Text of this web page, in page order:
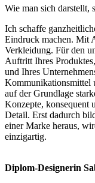
Wie man sich darstellt,
Ich schaffe
Eindruck machen. Mit
Verkleidung. Für den
Auftritt Ihres
und Ihres
Kommunikationsmittel
auf der Grundlage
Konzepte, konsequent
Detail. Erst dadurch
einer Marke heraus,
einzigartig.
Diplom-Designerin